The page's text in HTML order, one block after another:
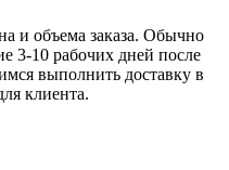
и объема заказа. Обычно
3-10 рабочих дней после
выполнить доставку в
клиента.